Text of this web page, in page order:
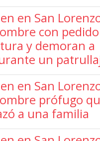
en San
con pedido
y demoran a
un
en San
prófugo
a una familia